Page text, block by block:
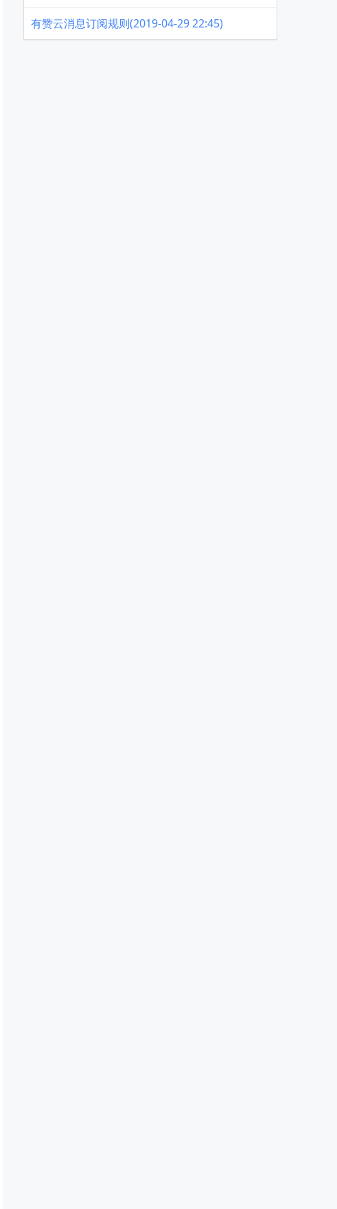
有赞云消息订阅规则(2019-04-29 22:45)